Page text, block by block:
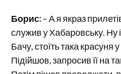
Борис:– А я якраз
служив у Хабаровську. Ну
Бачу, стоїть така красуня
Підійшов, запросив її на